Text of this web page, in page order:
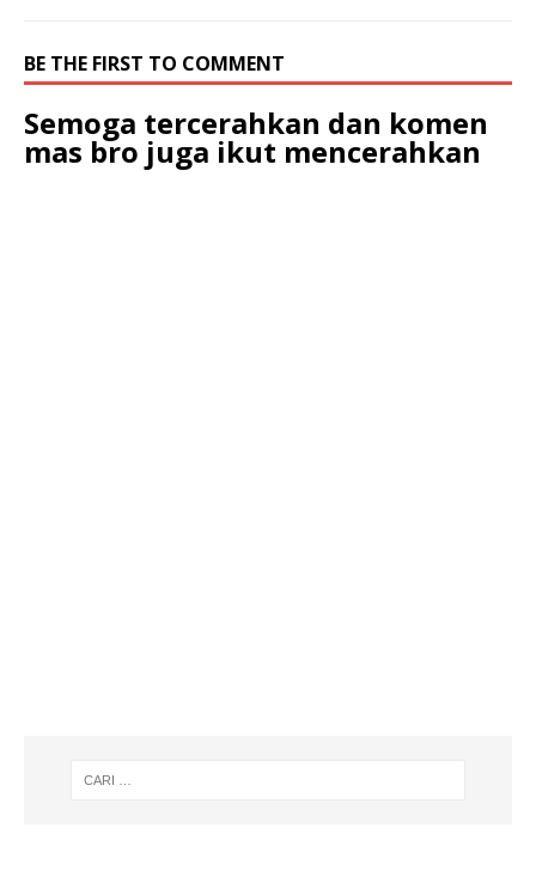
BE THE FIRST TO COMMENT
Semoga tercerahkan dan komen
mas bro juga ikut mencerahkan